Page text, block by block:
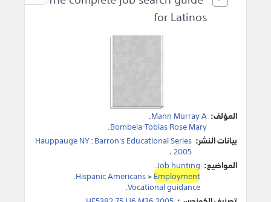
for Latinos
المؤلف: Mann Murray A
.
Bombela-Tobias Rose Mary
.
بيانات النشر:
Hauppauge NY:Barron's Educational Series
،2005
.
المواضيع: Job hunting
.
Hispanic Americans>Employment
.
Vocational guidance
.